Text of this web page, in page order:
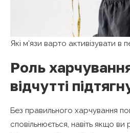
Які м’язи варто активізувати в
Роль
відчутті
Без правильного харчування
сповільнюється, навіть якщо